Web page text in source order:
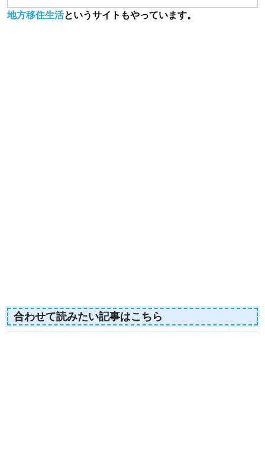
地方移住生活というサイトもやっています。
合わせて読みたい記事はこちら